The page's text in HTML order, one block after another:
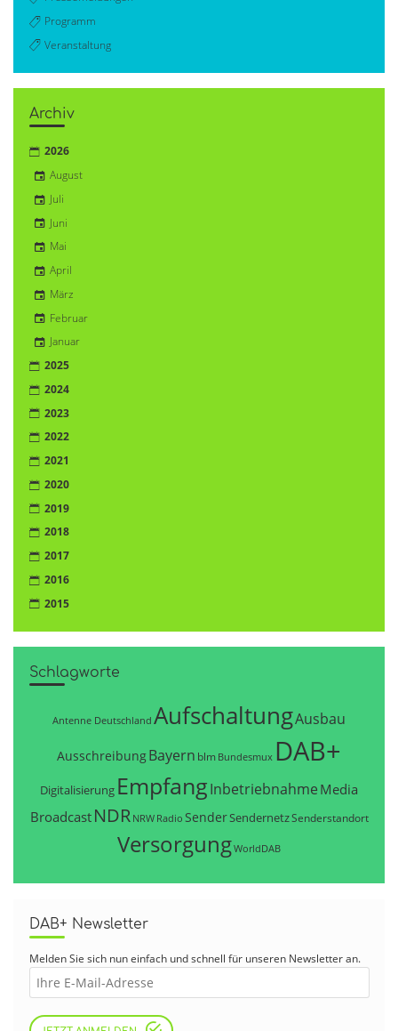
Programm
Veranstaltung
Archiv
2026
August
Juli
Juni
Mai
April
März
Februar
Januar
2025
2024
2023
2022
2021
2020
2019
2018
2017
2016
2015
Schlagworte
Antenne Deutschland AufschaltungAusbau
AusschreibungBayern blm Bundesmux DAB+
Digitalisierung EmpfangInbetriebnahme Media
Broadcast NDR NRW Radio SenderSendernetzSenderstandort
VersorgungWorldDAB
DAB+ Newsletter
Melden Sie sich nun einfach und schnell für unseren Newsletter an.